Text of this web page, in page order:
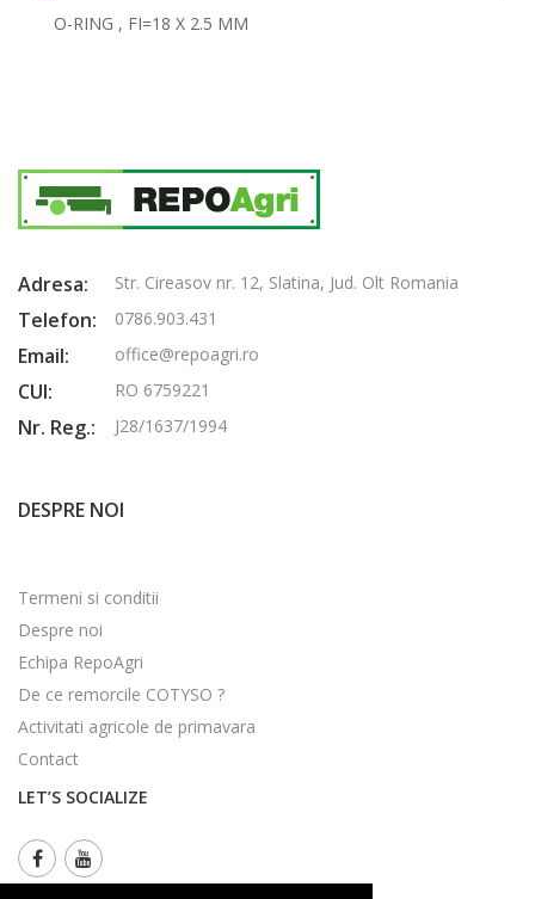
O-RING , FI=18 X 2.5 MM
Adresa: Str. Cireasov nr. 12, Slatina, Jud. Olt Romania
Telefon: 0786.903.431
Email: office@repoagri.ro
CUI: RO 6759221
Nr. Reg.: J28/1637/1994
DESPRE NOI
Termeni si conditii
Despre noi
Echipa RepoAgri
De ce remorcile COTYSO ?
Activitati agricole de primavara
Contact
LET’S SOCIALIZE